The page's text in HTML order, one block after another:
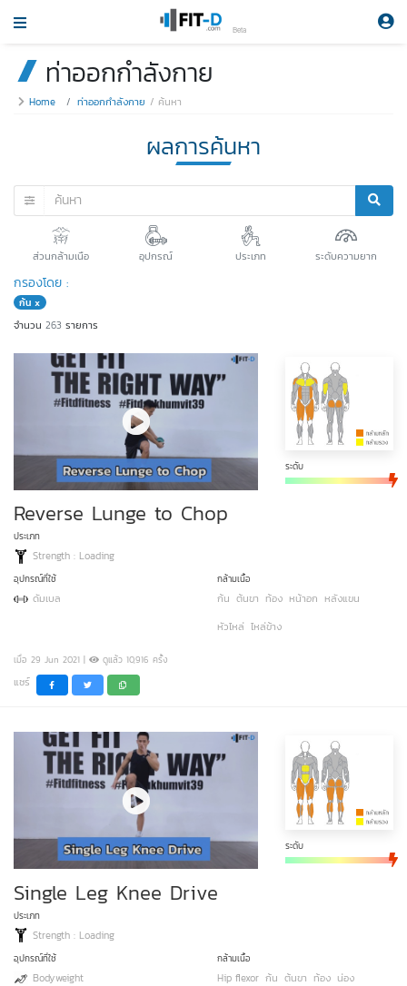
Beta
ท่าออกกำลังกาย
Home ท่าออกกำลังกาย ค้นหา
ผลการค้นหา
ส่วนกล้ามเนือ อุปกรณ์ ประเภท ระดับความยาก
กรองโดย :
ก้น x
จำนวน 263 รายการ
ระดับ
Reverse Lunge to Chop
ประเภท
Strength : Loading
อุปกรณ์ที่ใช้
ดัมเบล
กล้ามเนื้อ
ก้น ต้นขา ท้อง หน้าอก หลังแขน
หัวไหล่ ไหล่ข้าง
เมื่อ 29 Jun 2021 | ดูแล้ว 10,916 ครั้ง
แชร์
ระดับ
Single Leg Knee Drive
ประเภท
Strength : Loading
อุปกรณ์ที่ใช้
Bodyweight
กล้ามเนื้อ
Hip flexor ก้น ต้นขา ท้อง น่อง